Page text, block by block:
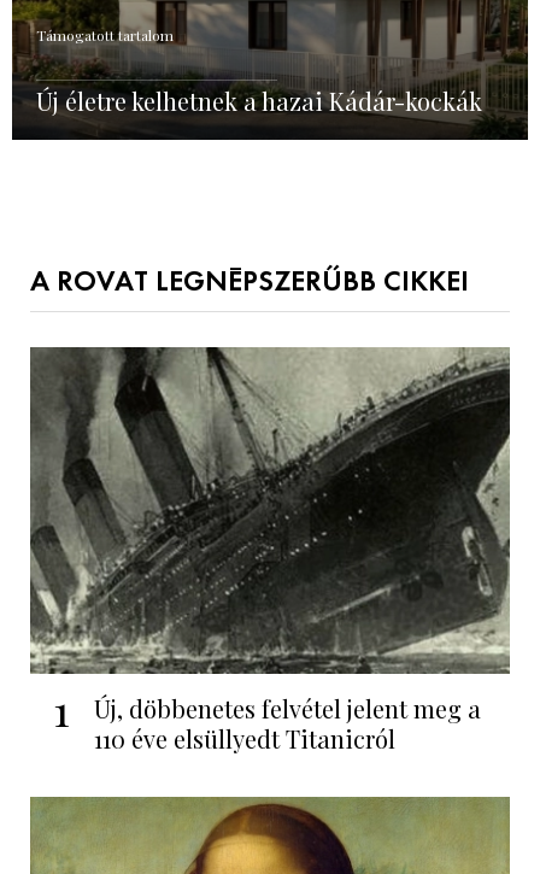
Támogatott tartalom
Új életre kelhetnek a hazai Kádár-kockák
A ROVAT LEGNÉPSZERŰBB CIKKEI
1
Új, döbbenetes felvétel jelent meg a
110 éve elsüllyedt Titanicról